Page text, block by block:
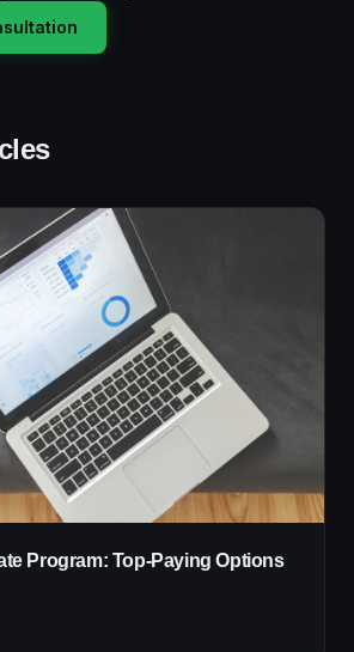
Program: Top-Paying Options